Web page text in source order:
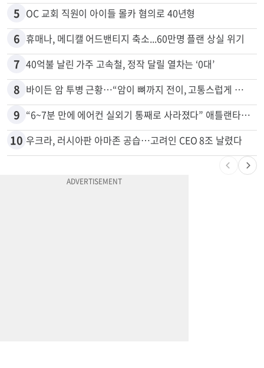
5 OC 교회 직원이 아이들 몰카 혐의로 40년형
6 휴매나, 메디캘 어드밴티지 축소...60만명 플랜 상실 위기
7 40억불 날린 가주 고속철, 정작 달릴 열차는 ‘0대’
8 바이든 암 투병 근황…“암이 뼈까지 전이, 고통스럽게 투병 중”
9 “6~7분 만에 에어컨 실외기 통째로 사라졌다” 애틀랜타서 실외기 도난 급증
10 우크라, 러시아판 아마존 공습…고려인 CEO 8조 날렸다